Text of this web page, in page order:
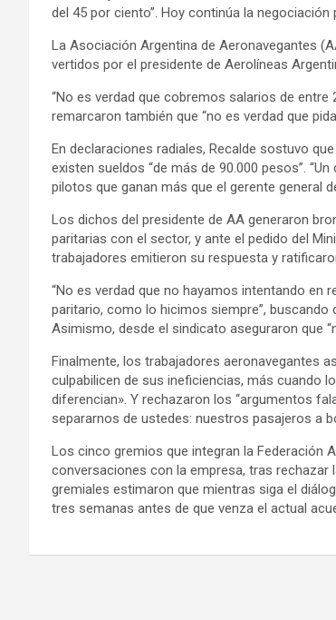
ce
b
o
o
k
se
n
g
er
tt
er
at
s
A
p
p
e
gr
a
m
ail tF
ri
e
n
dl
y
del 45 por ciento”. Hoy continúa la negociación
La Asociación Argentina de Aeronavegantes
vertidos por el presidente de Aerolíneas
“No es verdad que cobremos salarios de entre
remarcaron también que “no es verdad que
En declaraciones radiales, Recalde sostuvo
existen sueldos “de más de 90.000 pesos”.
pilotos que ganan más que el gerente general
Los dichos del presidente de AA generaron
paritarias con el sector, y ante el pedido del
trabajadores emitieron su respuesta y
“No es verdad que no hayamos intentando en
paritario, como lo hicimos siempre”, buscando
Asimismo, desde el sindicato aseguraron que
Finalmente, los trabajadores aeronavegantes
culpabilicen de sus ineficiencias, más cuando
diferencian». Y rechazaron los “argumentos
separarnos de ustedes: nuestros pasajeros a
Los cinco gremios que integran la Federación
conversaciones con la empresa, tras rechazar
gremiales estimaron que mientras siga el
tres semanas antes de que venza el actual